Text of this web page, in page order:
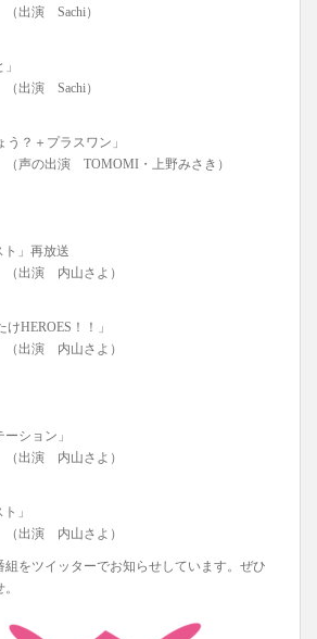
出演 Sachi）
出演 Sachi）
？＋プラスワン」
声の出演 TOMOMI・上野みさき）
」再放送
出演 内山さよ）
HEROES！！」
出演 内山さよ）
ション」
出演 内山さよ）
」
出演 内山さよ）
をツイッターでお知らせしています。ぜひ